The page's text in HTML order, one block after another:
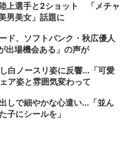
上選手と2ショット 「メチャ
男美女」話題に
ド、ソフトバンク・秋広優人
出場機会ある」の声が
白ノースリ姿に反響...「可愛
ア姿と雰囲気変わって
しで細やかな心遣い...「並ん
子にシールを」